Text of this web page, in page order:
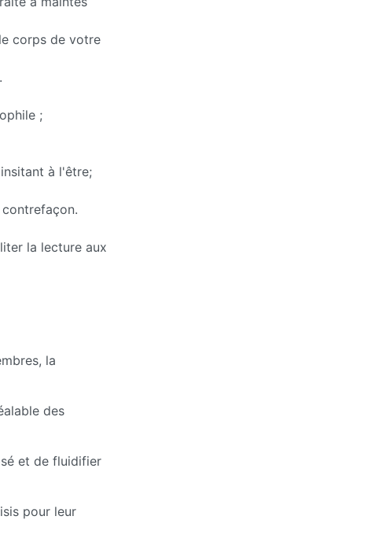
corps de votre
;
à l'être;
la lecture aux
la
des
et de fluidifier
pour leur